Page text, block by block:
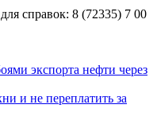
справок: 8 (72335) 7 00
экспорта нефти через
и не переплатить за